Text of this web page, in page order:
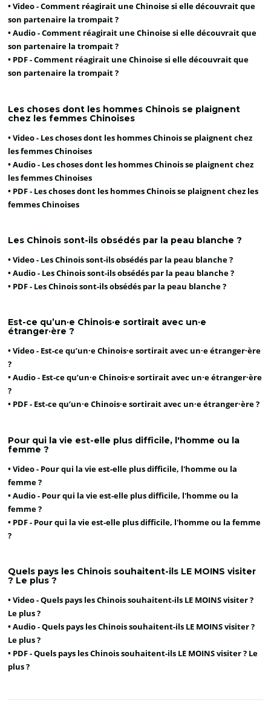
• Video -Comment réagirait une Chinoise si elle découvrait que
son partenaire la trompait ?
• Audio -Comment réagirait une Chinoise si elle découvrait que
son partenaire la trompait ?
• PDF -Comment réagirait une Chinoise si elle découvrait que
son partenaire la trompait ?
Les choses dont les hommes Chinois se plaignent
chez les femmes Chinoises
• Video - Les choses dont les hommes Chinois se plaignent chez
les femmes Chinoises
• Audio - Les choses dont les hommes Chinois se plaignent chez
les femmes Chinoises
• PDF - Les choses dont les hommes Chinois se plaignent chez les
femmes Chinoises
Les Chinois sont-ils obsédés par la peau blanche ?
• Video - Les Chinois sont-ils obsédés par la peau blanche ?
• Audio - Les Chinois sont-ils obsédés par la peau blanche ?
• PDF - Les Chinois sont-ils obsédés par la peau blanche ?
Est-ce qu’un·e Chinois·e sortirait avec un·e
étranger·ère ?
• Video - Est-ce qu’un·e Chinois·e sortirait avec un·e étranger·ère
?
• Audio - Est-ce qu’un·e Chinois·e sortirait avec un·e étranger·ère
?
• PDF - Est-ce qu’un·e Chinois·e sortirait avec un·e étranger·ère ?
Pour qui la vie est-elle plus difficile, l'homme ou la
femme ?
• Video - Pour qui la vie est-elle plus difficile, l'homme ou la
femme ?
• Audio - Pour qui la vie est-elle plus difficile, l'homme ou la
femme ?
• PDF - Pour qui la vie est-elle plus difficile, l'homme ou la femme
?
Quels pays les Chinois souhaitent-ils LE MOINS visiter
? Le plus ?
• Video -Quels pays les Chinois souhaitent-ils LE MOINS visiter ?
Le plus ?
• Audio -Quels pays les Chinois souhaitent-ils LE MOINS visiter ?
Le plus ?
• PDF -Quels pays les Chinois souhaitent-ils LE MOINS visiter ? Le
plus ?